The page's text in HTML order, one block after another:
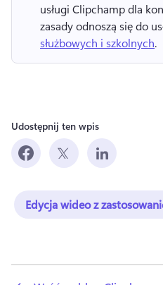
usługi Clipchamp dla
zasady odnoszą się do
służbowych i szkolnych.
Udostępnij ten wpis
Edycja wideo z